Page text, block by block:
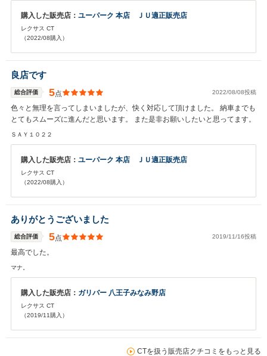
購入した販売店： ユーパーク 本店 ＪＵ適正販売店
レクサス CT
（2022/08購入）
良店です
総合評価 5点 2022/08/08投稿
色々と無理を言ってしまいましたが、快く対応して頂けました。 納車までも
とてもスムーズに進んだと思います。 また是非お願いしたいと思ってます。
ＳＡＹ１０２２
購入した販売店： ユーパーク 本店 ＪＵ適正販売店
レクサス CT
（2022/08購入）
ありがとうございました
総合評価 5点 2019/11/16投稿
最高でした。
マナ。
購入した販売店： ガリバー 八王子みなみ野店
レクサス CT
（2019/11購入）
CTを扱う販売店クチコミをもっと見る